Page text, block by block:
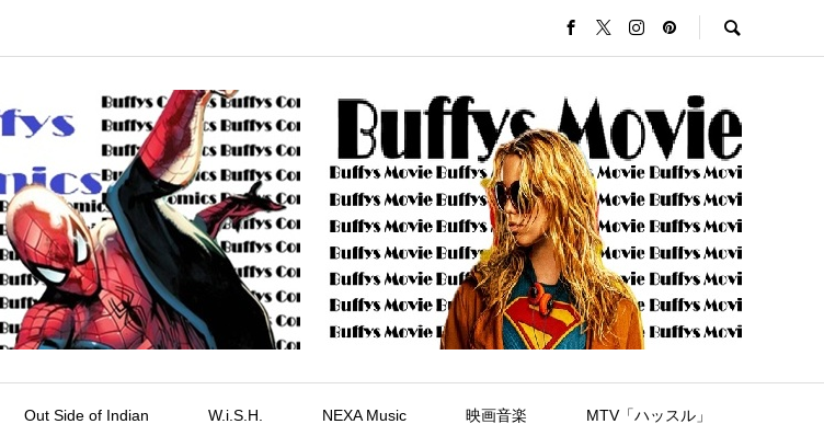
Out Side of Indian W.i.S.H. NEXA Music 映画音楽 MTV「ハッスル」